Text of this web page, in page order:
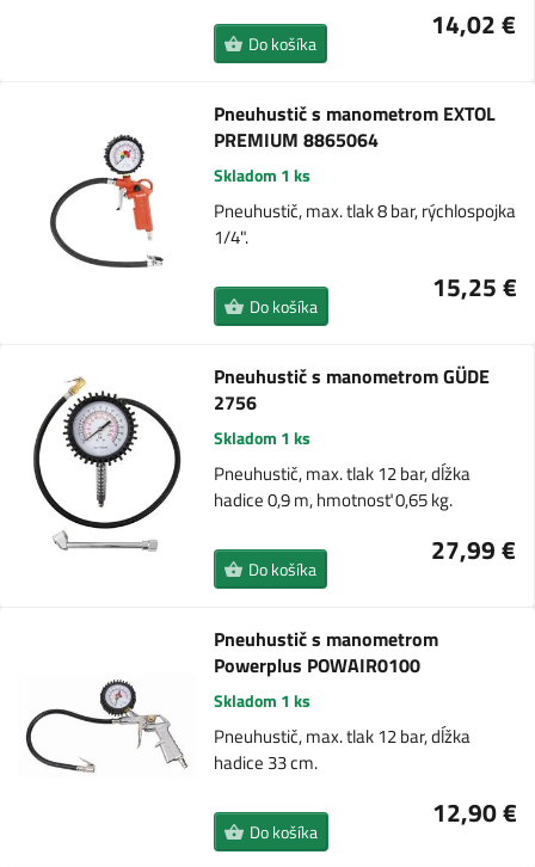
14,02 €
Do košíka
Pneuhustič s manometrom EXTOL
PREMIUM 8865064
Skladom 1 ks
Pneuhustič, max. tlak 8 bar, rýchlospojka
1/4".
15,25 €
Do košíka
Pneuhustič s manometrom GÜDE
2756
Skladom 1 ks
Pneuhustič, max. tlak 12 bar, dĺžka
hadice 0,9 m, hmotnosť 0,65 kg.
27,99 €
Do košíka
Pneuhustič s manometrom
Powerplus POWAIR0100
Skladom 1 ks
Pneuhustič, max. tlak 12 bar, dĺžka
hadice 33 cm.
12,90 €
Do košíka